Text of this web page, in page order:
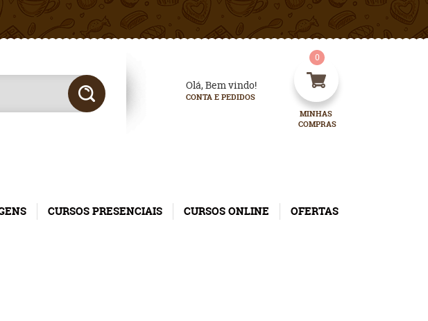
Olá, Bem vindo!
CONTA E PEDIDOS
MINHAS
COMPRAS
0
CURSOS PRESENCIAIS CURSOS ONLINE OFERTAS